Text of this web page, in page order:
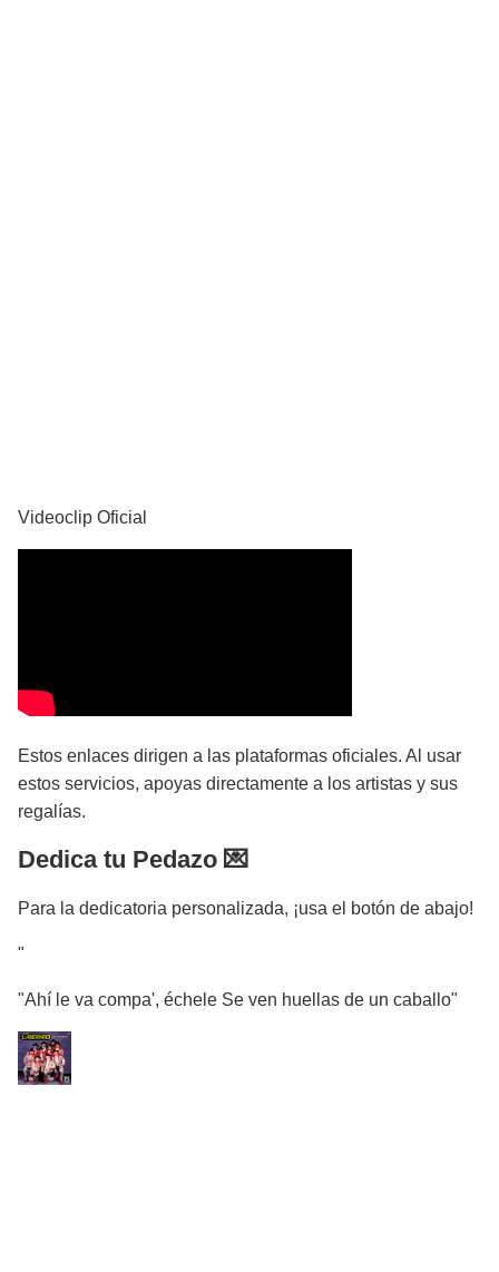
Videoclip Oficial
Estos enlaces dirigen a las plataformas oficiales. Al usar
estos servicios, apoyas directamente a los artistas y sus
regalías.
Dedica tu Pedazo 💌
Para la dedicatoria personalizada, ¡usa el botón de abajo!
"
"Ahí le va compa', échele Se ven huellas de un caballo"